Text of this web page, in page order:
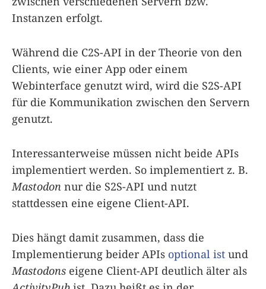
Instanzen erfolgt.
Während die C2S-API in der Theorie von den
Clients, wie einer App oder einem
Webinterface genutzt wird, wird die S2S-API
für die Kommunikation zwischen den Servern
genutzt.
Interessanterweise müssen nicht beide APIs
implementiert werden. So implementiert z. B.
Mastodon nur die S2S-API und nutzt
stattdessen eine eigene Client-API.
Dies hängt damit zusammen, dass die
Implementierung beider APIs optional ist und
Mastodons eigene Client-API deutlich älter als